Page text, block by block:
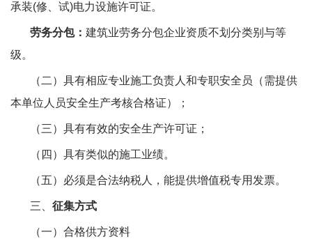
承装(修、试)电力设施许可证。
劳务分包：建筑业劳务分包企业资质不划分类别与等
级。
（二）具有相应专业施工负责人和专职安全员（需提供
本单位人员安全生产考核合格证）；
（三）具有有效的安全生产许可证；
（四）具有类似的施工业绩。
（五）必须是合法纳税人，能提供增值税专用发票。
三、 征集方式
（一）合格供方资料